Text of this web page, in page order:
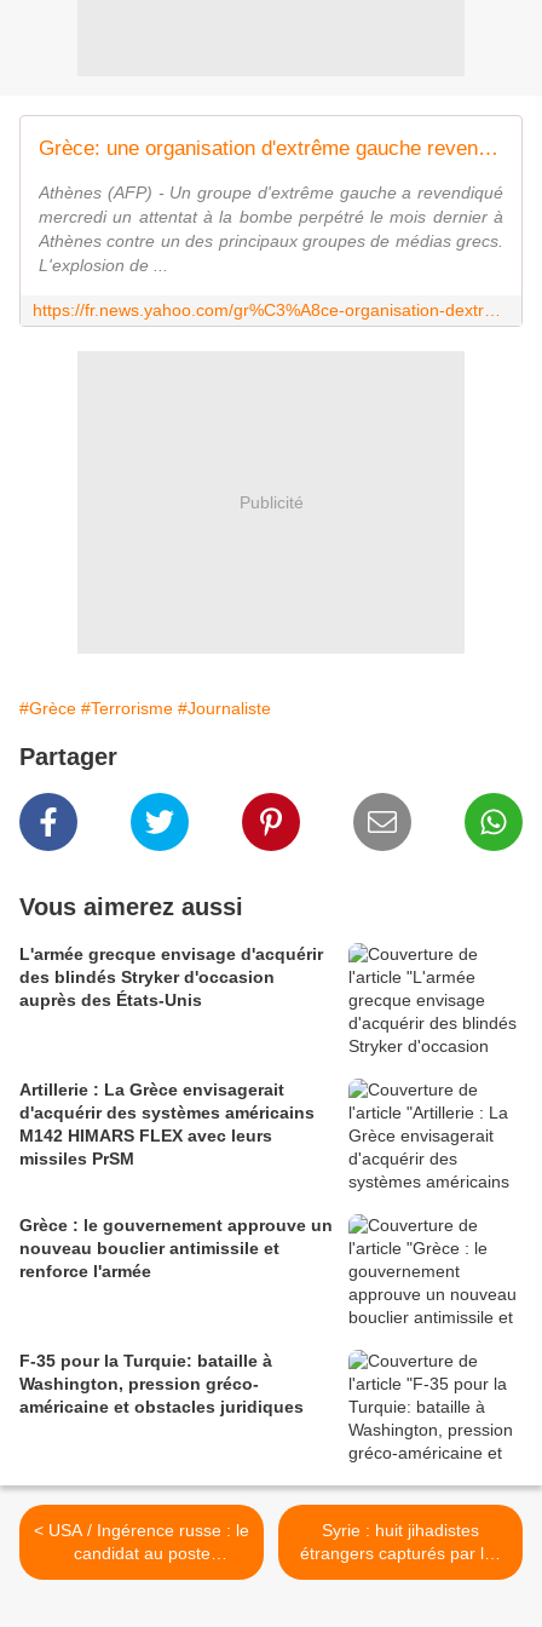
Grèce: une organisation d'extrême gauche revendique un attentat contre un groupe de médias
Athènes (AFP) - Un groupe d'extrême gauche a revendiqué
mercredi un attentat à la bombe perpétré le mois dernier à
Athènes contre un des principaux groupes de médias grecs.
L'explosion de ...
Publicité
#Grèce #Terrorisme #Journaliste
Partager
Vous aimerez aussi
L'armée grecque envisage d'acquérir
des blindés Stryker d'occasion
auprès des États-Unis
Artillerie : La Grèce envisagerait
d'acquérir des systèmes américains
M142 HIMARS FLEX avec leurs
missiles PrSM
Grèce : le gouvernement approuve un
nouveau bouclier antimissile et
renforce l'armée
F-35 pour la Turquie: bataille à
Washington, pression gréco-
américaine et obstacles juridiques
< USA / Ingérence russe : le
candidat au poste
d'Attorney General laissera
Syrie : huit jihadistes
étrangers capturés par les
unités de protection du